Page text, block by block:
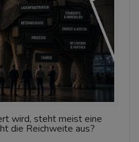
wird, steht meist eine
die Reichweite aus?